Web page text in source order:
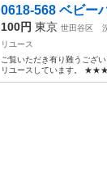
0618-568 ベビー
100円 東京 世田谷区
リユース
ご覧いただき有り難うござ
リユースしています。